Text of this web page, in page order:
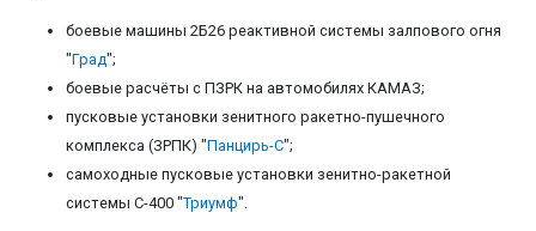
боевые машины 2Б26 реактивной системы залпового огня
"Град";
боевые расчёты с ПЗРК на автомобилях КАМАЗ;
пусковые установки зенитного ракетно-пушечного
комплекса (ЗРПК) "Панцирь-С";
самоходные пусковые установки зенитно-ракетной
системы С-400 "Триумф".